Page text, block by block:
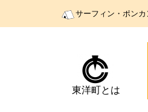
サーフィン・ポン
東洋町とは